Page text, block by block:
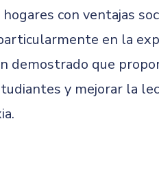
con ventajas
en la
demostrado que
y mejorar la